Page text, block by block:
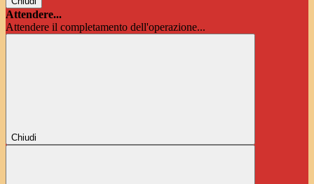
Attendere...
Attendere il completamento dell'operazione...
Chiudi